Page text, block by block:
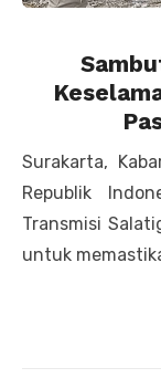
Surakarta,
Republik
Transmisi
untuk